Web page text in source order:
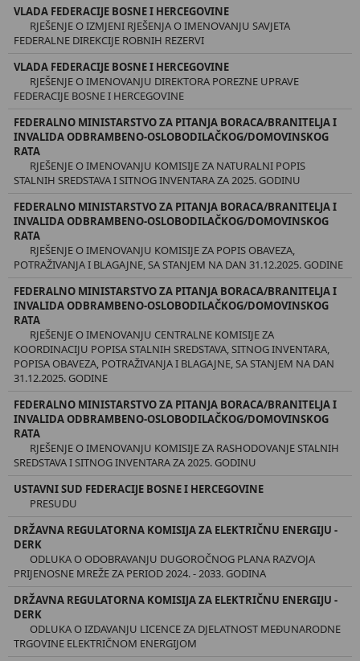
VLADA FEDERACIJE BOSNE I HERCEGOVINE
RJEŠENJE O IZMJENI RJEŠENJA O IMENOVANJU SAVJETA
FEDERALNE DIREKCIJE ROBNIH REZERVI
VLADA FEDERACIJE BOSNE I HERCEGOVINE
RJEŠENJE O IMENOVANJU DIREKTORA POREZNE UPRAVE
FEDERACIJE BOSNE I HERCEGOVINE
FEDERALNO MINISTARSTVO ZA PITANJA BORACA/BRANITELJA I
INVALIDA ODBRAMBENO-OSLOBODILAČKOG/DOMOVINSKOG
RATA
RJEŠENJE O IMENOVANJU KOMISIJE ZA NATURALNI POPIS
STALNIH SREDSTAVA I SITNOG INVENTARA ZA 2025. GODINU
FEDERALNO MINISTARSTVO ZA PITANJA BORACA/BRANITELJA I
INVALIDA ODBRAMBENO-OSLOBODILAČKOG/DOMOVINSKOG
RATA
RJEŠENJE O IMENOVANJU KOMISIJE ZA POPIS OBAVEZA,
POTRAŽIVANJA I BLAGAJNE, SA STANJEM NA DAN 31.12.2025. GODINE
FEDERALNO MINISTARSTVO ZA PITANJA BORACA/BRANITELJA I
INVALIDA ODBRAMBENO-OSLOBODILAČKOG/DOMOVINSKOG
RATA
RJEŠENJE O IMENOVANJU CENTRALNE KOMISIJE ZA
KOORDINACIJU POPISA STALNIH SREDSTAVA, SITNOG INVENTARA,
POPISA OBAVEZA, POTRAŽIVANJA I BLAGAJNE, SA STANJEM NA DAN
31.12.2025. GODINE
FEDERALNO MINISTARSTVO ZA PITANJA BORACA/BRANITELJA I
INVALIDA ODBRAMBENO-OSLOBODILAČKOG/DOMOVINSKOG
RATA
RJEŠENJE O IMENOVANJU KOMISIJE ZA RASHODOVANJE STALNIH
SREDSTAVA I SITNOG INVENTARA ZA 2025. GODINU
USTAVNI SUD FEDERACIJE BOSNE I HERCEGOVINE
PRESUDU
DRŽAVNA REGULATORNA KOMISIJA ZA ELEKTRIČNU ENERGIJU -
DERK
ODLUKA O ODOBRAVANJU DUGOROČNOG PLANA RAZVOJA
PRIJENOSNE MREŽE ZA PERIOD 2024. - 2033. GODINA
DRŽAVNA REGULATORNA KOMISIJA ZA ELEKTRIČNU ENERGIJU -
DERK
ODLUKA O IZDAVANJU LICENCE ZA DJELATNOST MEĐUNARODNE
TRGOVINE ELEKTRIČNOM ENERGIJOM